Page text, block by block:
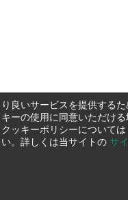
良いサービスを提供する
ーの使用に同意いただけ
ッキーポリシーについて
。詳しくは当サイトの サ